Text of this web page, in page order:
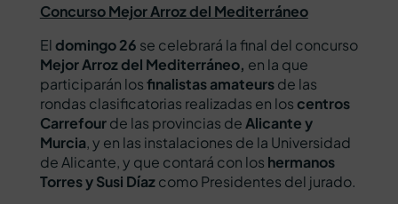
Concurso Mejor Arroz del Mediterráneo
Eldomingo 26 se celebrará la final del concurso
Mejor Arroz del Mediterráneo, en la que
participarán losfinalistas amateursde las
rondas clasificatorias realizadas en loscentros
Carrefourde las provincias de Alicante y
Murcia, y en las instalaciones de la Universidad
de Alicante, y que contará con los hermanos
Torres y Susi Díazcomo Presidentes del jurado.